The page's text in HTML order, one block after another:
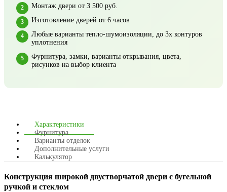
Монтаж двери от 3 500 руб.
Изготовление дверей от 6 часов
Любые варианты тепло-шумоизоляции, до 3х контуров
уплотнения
Фурнитура, замки, варианты открывания, цвета,
рисунков на выбор клиента
Характеристики
Фурнитура
Варианты отделок
Дополнительные услуги
Калькулятор
Конструкция широкой двустворчатой двери с бугельной
ручкой и стеклом